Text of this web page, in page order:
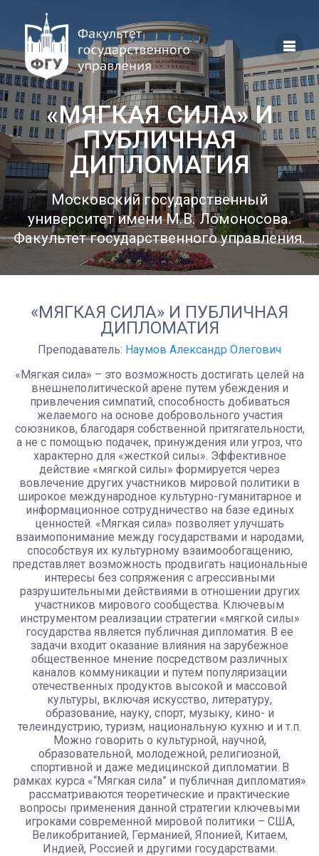
к
контенту
«МЯГКАЯ СИЛА» И
ПУБЛИЧНАЯ
ДИПЛОМАТИЯ
Московский государственный
университет имени М.В. Ломоносова.
Факультет государственного управления.
«МЯГКАЯ СИЛА» И ПУБЛИЧНАЯ
ДИПЛОМАТИЯ
Преподаватель: Наумов Александр Олегович
«Мягкая сила» – это возможность достигать целей на
внешнеполитической арене путем убеждения и
привлечения симпатий, способность добиваться
желаемого на основе добровольного участия
союзников, благодаря собственной притягательности,
а не с помощью подачек, принуждения или угроз, что
характерно для «жесткой силы». Эффективное
действие «мягкой силы» формируется через
вовлечение других участников мировой политики в
широкое международное культурно-гуманитарное и
информационное сотрудничество на базе единых
ценностей. «Мягкая сила» позволяет улучшать
взаимопонимание между государствами и народами,
способствуя их культурному взаимообогащению,
представляет возможность продвигать национальные
интересы без сопряжения с агрессивными
разрушительными действиями в отношении других
участников мирового сообщества. Ключевым
инструментом реализации стратегии «мягкой силы»
государства является публичная дипломатия. В ее
задачи входит оказание влияния на зарубежное
общественное мнение посредством различных
каналов коммуникации и путем популяризации
отечественных продуктов высокой и массовой
культуры, включая искусство, литературу,
образование, науку, спорт, музыку, кино- и
телеиндустрию, туризм, национальную кухню и и т.п.
Можно говорить о культурной, научной,
образовательной, молодежной, религиозной,
спортивной и даже медицинской дипломатии. В
рамках курса «“Мягкая сила” и публичная дипломатия»
рассматриваются теоретические и практические
вопросы применения данной стратегии ключевыми
игроками современной мировой политики – США,
Великобританией, Германией, Японией, Китаем,
Индией, Россией и другими государствами.